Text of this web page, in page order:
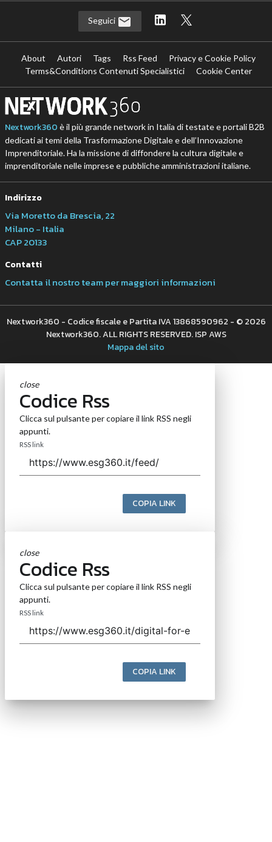
Seguici
About Autori Tags Rss Feed
Privacy e Cookie Policy
Terms&Conditions Contenuti Specialistici
Cookie Center
Nextwork360 è il più grande network in Italia di testate e portali B2B
dedicati ai temi della Trasformazione Digitale e dell’Innovazione
Imprenditoriale. Ha la missione di diffondere la cultura digitale e
imprenditoriale nelle imprese e pubbliche amministrazioni italiane.
Indirizzo
Via Moretto da Brescia, 22
Milano - Italia
CAP 20133
Contatti
Contatta il nostro team per maggiori informazioni
Nextwork360 - Codice fiscale e Partita IVA 13868590962 - © 2026
Nextwork360. ALL RIGHTS RESERVED. ISP AWS
Mappa del sito
close
Codice Rss
Clicca sul pulsante per copiare il link RSS negli
appunti.
RSS link
COPIA LINK
close
Codice Rss
Clicca sul pulsante per copiare il link RSS negli
appunti.
RSS link
COPIA LINK